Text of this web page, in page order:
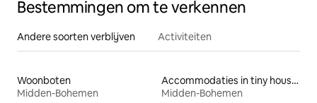
Bestemmingen om te verkennen
Andere soorten verblijven Activiteiten
Woonboten
Midden-Bohemen
Accommodaties in tiny houses
Midden-Bohemen